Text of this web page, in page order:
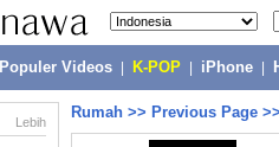
Populer Videos K-POP iPhone
Lebih
Rumah >> Previous Page >>